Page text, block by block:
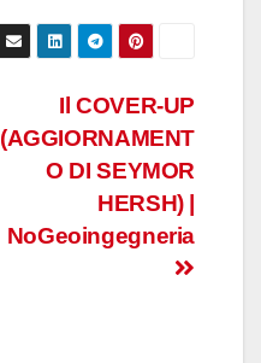
Il COVER-UP
(AGGIORNAMENT
O DI SEYMOR
HERSH) |
NoGeoingegneria